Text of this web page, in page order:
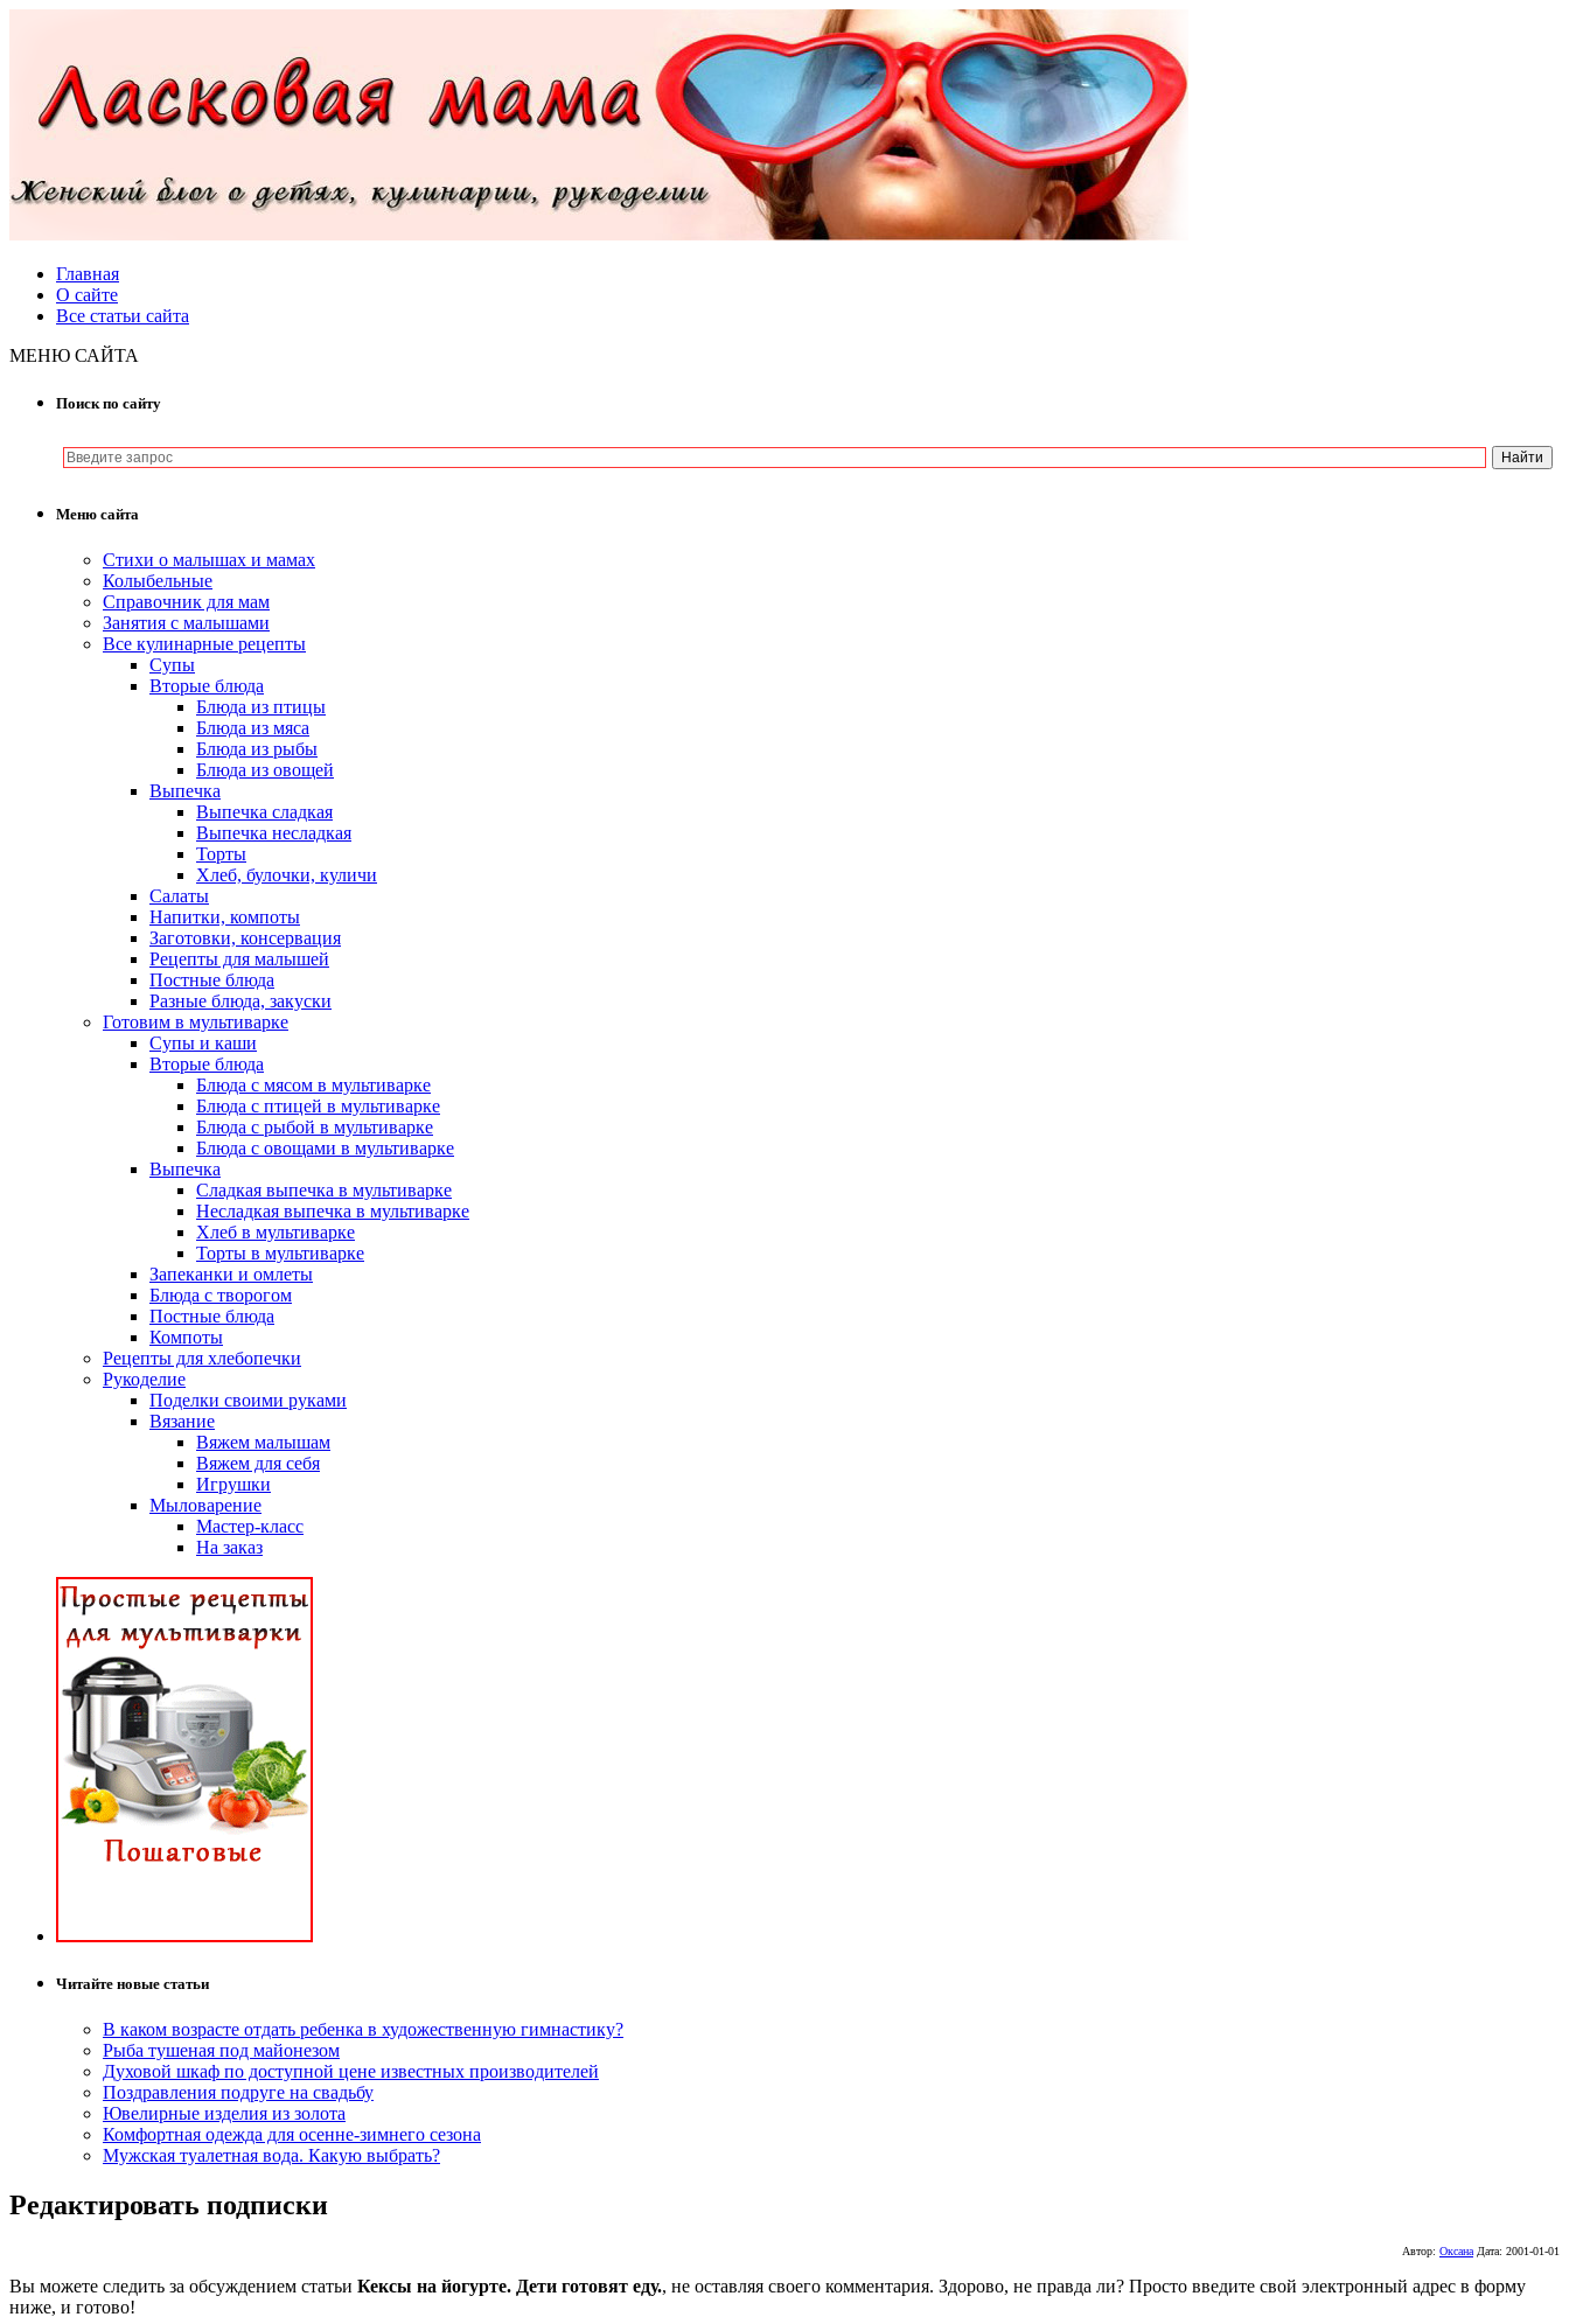
Главная
О сайте
Все статьи сайта
МЕНЮ САЙТА
Поиск по сайту
Меню сайта
Стихи о малышах и мамах
Колыбельные
Справочник для мам
Занятия с малышами
Все кулинарные рецепты
Супы
Вторые блюда
Блюда из птицы
Блюда из мяса
Блюда из рыбы
Блюда из овощей
Выпечка
Выпечка сладкая
Выпечка несладкая
Торты
Хлеб, булочки, куличи
Салаты
Напитки, компоты
Заготовки, консервация
Рецепты для малышей
Постные блюда
Разные блюда, закуски
Готовим в мультиварке
Супы и каши
Вторые блюда
Блюда с мясом в мультиварке
Блюда с птицей в мультиварке
Блюда с рыбой в мультиварке
Блюда с овощами в мультиварке
Выпечка
Сладкая выпечка в мультиварке
Несладкая выпечка в мультиварке
Хлеб в мультиварке
Торты в мультиварке
Запеканки и омлеты
Блюда с творогом
Постные блюда
Компоты
Рецепты для хлебопечки
Рукоделие
Поделки своими руками
Вязание
Вяжем малышам
Вяжем для себя
Игрушки
Мыловарение
Мастер-класс
На заказ
Читайте новые статьи
В каком возрасте отдать ребенка в художественную гимнастику?
Рыба тушеная под майонезом
Духовой шкаф по доступной цене известных производителей
Поздравления подруге на свадьбу
Ювелирные изделия из золота
Комфортная одежда для осенне-зимнего сезона
Мужская туалетная вода. Какую выбрать?
Редактировать подписки
Автор: Оксана Дата: 2001-01-01
Вы можете следить за обсуждением статьи Кексы на йогурте. Дети готовят еду., не оставляя своего комментария. Здорово, не правда ли? Просто введите свой электронный адрес в форму
ниже, и готово!